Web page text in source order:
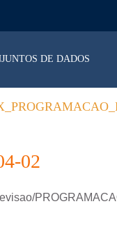
DE DADOS
02